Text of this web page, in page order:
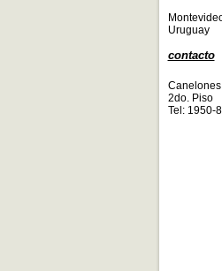
Uruguay
contacto
2do. Piso
Tel: 1950-